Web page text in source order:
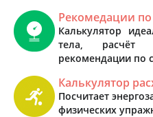
Рекомедации
Калькулятор
тела, расчёт
рекомендации по
Калькулятор
Посчитает
физических